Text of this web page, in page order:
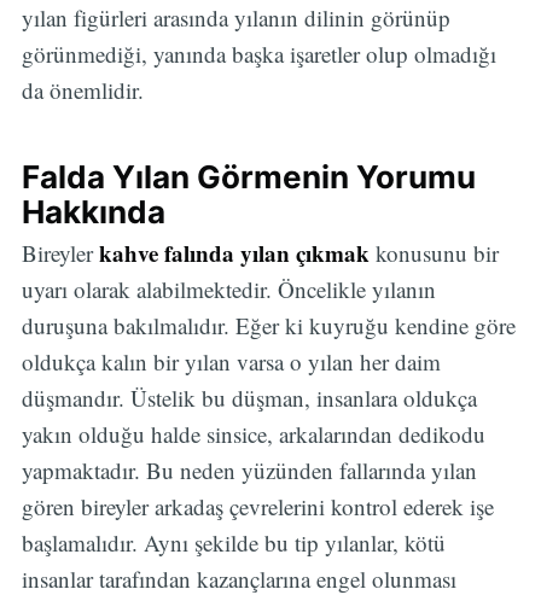
yılan figürleri arasında yılanın dilinin görünüp
görünmediği, yanında başka işaretler olup olmadığı
da önemlidir.
Falda Yılan Görmenin Yorumu
Hakkında
Bireylerkahve falında yılan çıkmak konusunu bir
uyarı olarak alabilmektedir. Öncelikle yılanın
duruşuna bakılmalıdır. Eğer ki kuyruğu kendine göre
oldukça kalın bir yılan varsa o yılan her daim
düşmandır. Üstelik bu düşman, insanlara oldukça
yakın olduğu halde sinsice, arkalarından dedikodu
yapmaktadır. Bu neden yüzünden fallarında yılan
gören bireyler arkadaş çevrelerini kontrol ederek işe
başlamalıdır. Aynı şekilde bu tip yılanlar, kötü
insanlar tarafından kazançlarına engel olunması